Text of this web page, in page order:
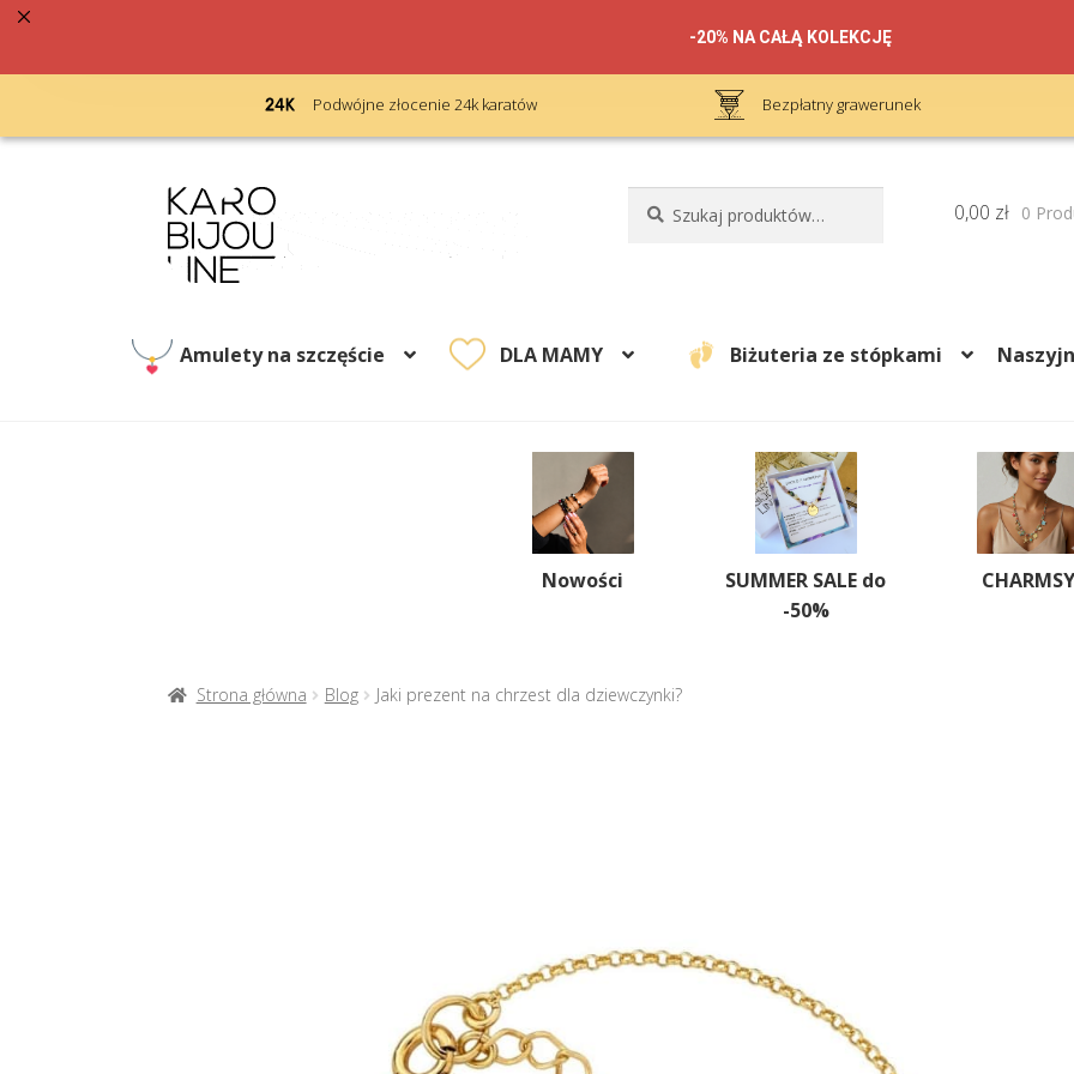
-20% NA CAŁĄ KOLEKCJĘ
Podwójne złocenie 24k karatów Bezpłatny grawerunek
Przejdź
do
nawigacji
Przejdź
do
treści
Amulety na szczęście DLA MAMY Biżuteria ze stópkami
0,00 zł 0
Nowości
SUMMER SALE do
-50%
CHARMSY
Strona główna Blog Jaki prezent na chrzest dla dziewczynki?